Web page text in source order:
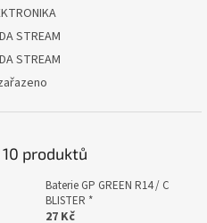
STREAM
STREAM
10 produktů
Baterie GP GREEN R14 / C
BLISTER *
27 Kč